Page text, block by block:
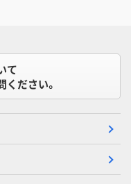
て
ください。